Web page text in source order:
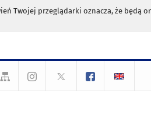
Twojej przeglądarki oznacza, że będą